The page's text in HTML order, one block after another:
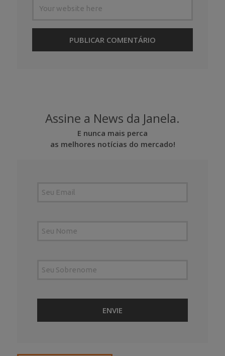
Assine a News da Janela.
E nunca mais perca
as melhores notícias do mercado!